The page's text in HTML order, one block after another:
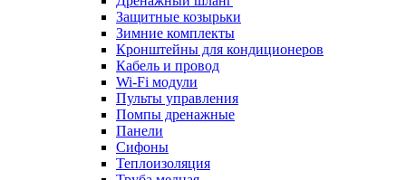
Защитные козырьки
Зимние комплекты
Кронштейны для кондиционеров
Кабель и провод
Wi-Fi модули
Пульты управления
Помпы дренажные
Панели
Сифоны
Теплоизоляция